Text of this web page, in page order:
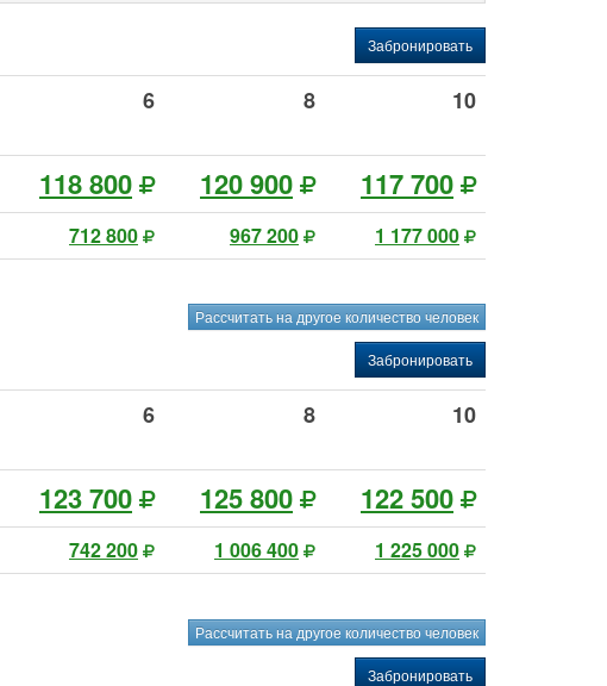
Забронировать
6 8 10
118 800 120 900 117 700
712 800 967 200 1 177 000
Рассчитать на другое количество человек
Забронировать
6 8 10
123 700 125 800 122 500
742 200 1 006 400 1 225 000
Рассчитать на другое количество человек
Забронировать